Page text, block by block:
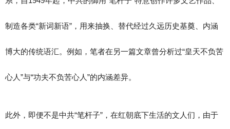
制造各类“新词新语”，用来抽换、替代经过久远历史基奠、内涵
博大的传统语汇。例如，笔者在另一篇文章曾分析过“皇天不负苦
心人”与“功夫不负苦心人”的内涵差异。
此外，即便不是中共“笔杆子”，在红朝底下生活的文人们，由于